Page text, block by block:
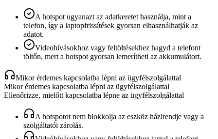
A hotspot ugyanazt az adatkeretet használja, mint a
telefon, így a laptopfrissítések gyorsan elhasználhatják az
adatot.
Videohívásokhoz vagy feltöltésekhez hagyd a telefont
töltőn, mert a hotspot gyorsan lemerítheti az akkumulátort.
Mikor érdemes kapcsolatba lépni az ügyfélszolgálattal
Mikor érdemes kapcsolatba lépni az ügyfélszolgálattal
Ellenőrizze, mielőtt kapcsolatba lépne az ügyfélszolgálattal
A hotspotot nem blokkolja az eszköz házirendje vagy a
szolgáltatói zárolás.